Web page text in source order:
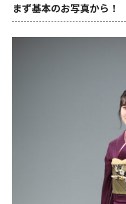
まず基本のお写真から！